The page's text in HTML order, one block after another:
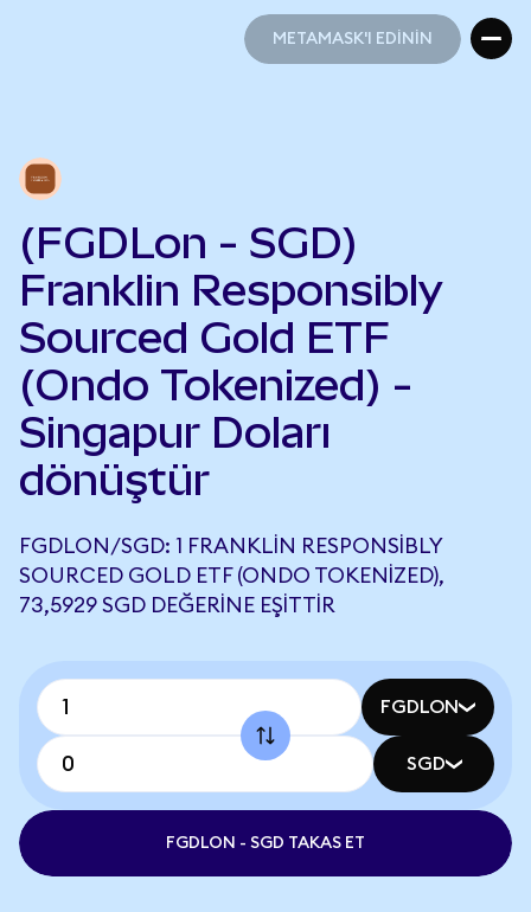
METAMASK'I EDİNİN
(FGDLon - SGD)
Franklin Responsibly
Sourced Gold ETF
(Ondo Tokenized) -
Singapur Doları
dönüştür
FGDLON/SGD: 1 FRANKLIN RESPONSIBLY
SOURCED GOLD ETF (ONDO TOKENIZED),
73,5929 SGD DEĞERINE EŞITTIR
FGDLON
SGD
FGDLON - SGD TAKAS ET